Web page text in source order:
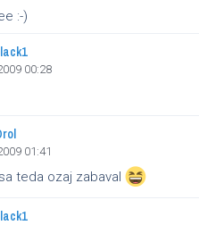
:-)
00:28
01:41
teda ozaj zabaval